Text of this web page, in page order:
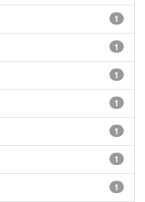
1
1
1
1
1
1
1